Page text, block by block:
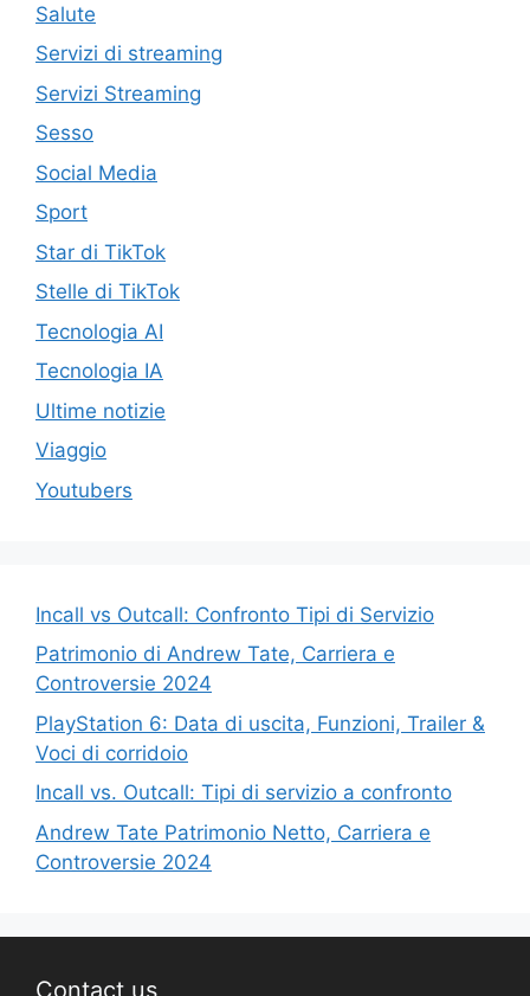
Salute
Servizi di streaming
Servizi Streaming
Sesso
Social Media
Sport
Star di TikTok
Stelle di TikTok
Tecnologia AI
Tecnologia IA
Ultime notizie
Viaggio
Youtubers
Incall vs Outcall: Confronto Tipi di Servizio
Patrimonio di Andrew Tate, Carriera e
Controversie 2024
PlayStation 6: Data di uscita, Funzioni, Trailer &
Voci di corridoio
Incall vs. Outcall: Tipi di servizio a confronto
Andrew Tate Patrimonio Netto, Carriera e
Controversie 2024
Contact us